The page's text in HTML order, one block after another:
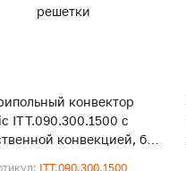
конвектор
ITT.090.300.1500 с
конвекцией, без
ITT.090.300.1500